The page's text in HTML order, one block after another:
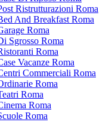
Ristrutturazioni Roma
And Breakfast Roma
Roma
Sgrosso Roma
Roma
Vacanze Roma
Commerciali Roma
Roma
Roma
Roma
Roma